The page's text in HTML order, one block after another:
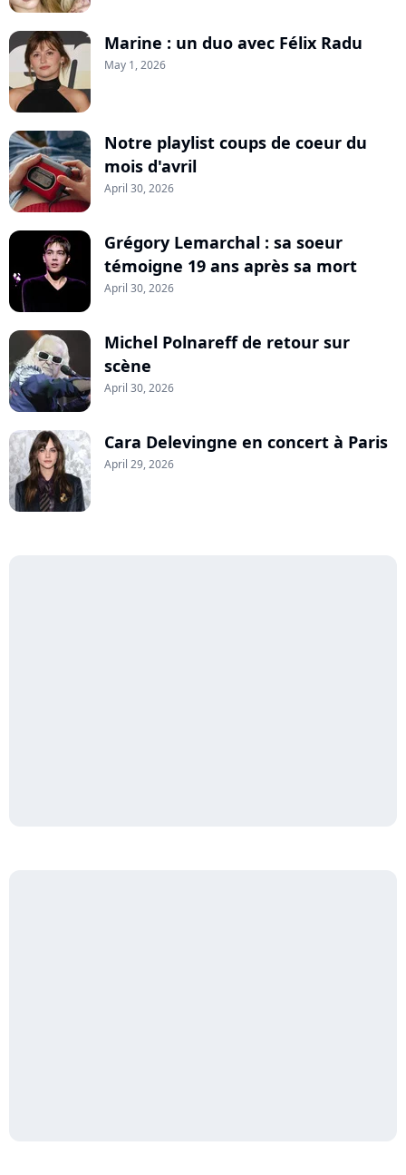
Marine : un duo avec Félix Radu
May 1, 2026
Notre playlist coups de coeur du
mois d'avril
April 30, 2026
Grégory Lemarchal : sa soeur
témoigne 19 ans après sa mort
April 30, 2026
Michel Polnareff de retour sur
scène
April 30, 2026
Cara Delevingne en concert à Paris
April 29, 2026